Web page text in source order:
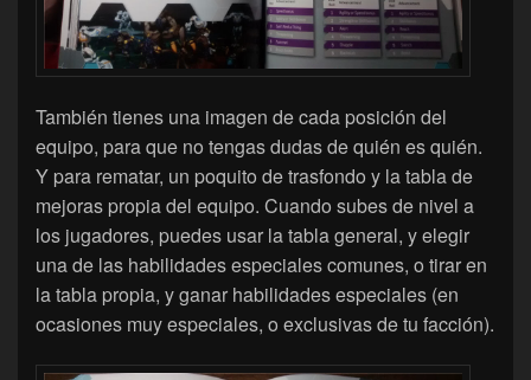
También tienes una imagen de cada posición del
equipo, para que no tengas dudas de quién es quién.
Y para rematar, un poquito de trasfondo y la tabla de
mejoras propia del equipo. Cuando subes de nivel a
los jugadores, puedes usar la tabla general, y elegir
una de las habilidades especiales comunes, o tirar en
la tabla propia, y ganar habilidades especiales (en
ocasiones muy especiales, o exclusivas de tu facción).